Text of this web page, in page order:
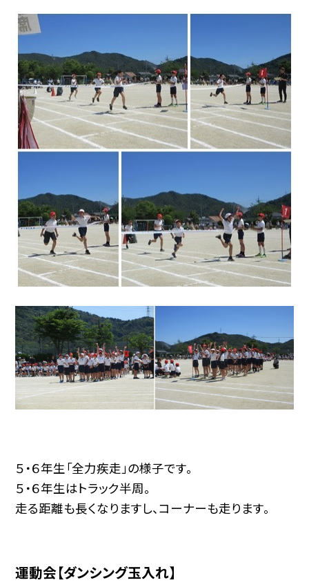
５・６年生「全力疾走」の様子です。
５・６年生はトラック半周。
走る距離も長くなりますし、コーナーも走ります。
運動会【ダンシング玉入れ】